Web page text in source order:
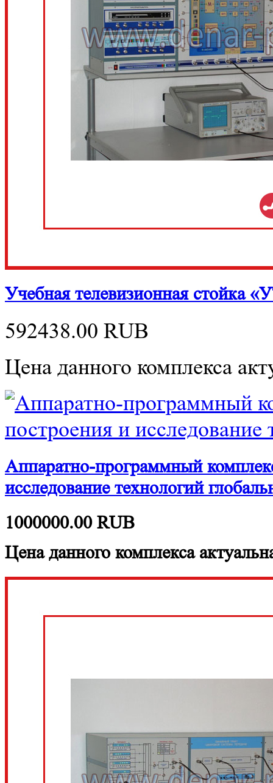
Учебная телевизионная стойка
592438.00 RUB
Цена данного комплекса
Аппаратно-программный
исследование технологий
1000000.00RUB
Цена данного комплекса